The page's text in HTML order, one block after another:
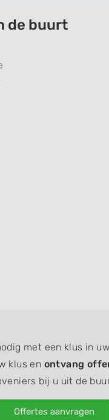
de buurt
met een klus in
klus en ontvang
bij u uit de
Offertes aanvragen